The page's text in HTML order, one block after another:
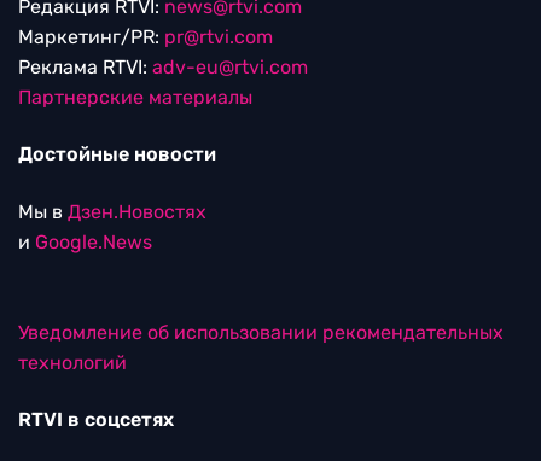
Редакция RTVI: news@rtvi.com
Маркетинг/PR: pr@rtvi.com
Реклама RTVI: adv-eu@rtvi.com
Партнерские материалы
Достойные новости
Мы в Дзен.Новостях
и Google.News
Уведомление об использовании рекомендательных
технологий
RTVI в соцсетях